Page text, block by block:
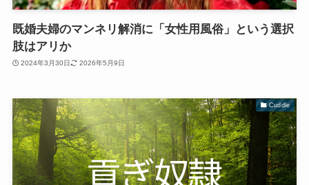
既婚夫婦のマンネリ解消に「女性用風俗」という選択
肢はアリか
2024年3月30日 2026年5月9日
Cuddle